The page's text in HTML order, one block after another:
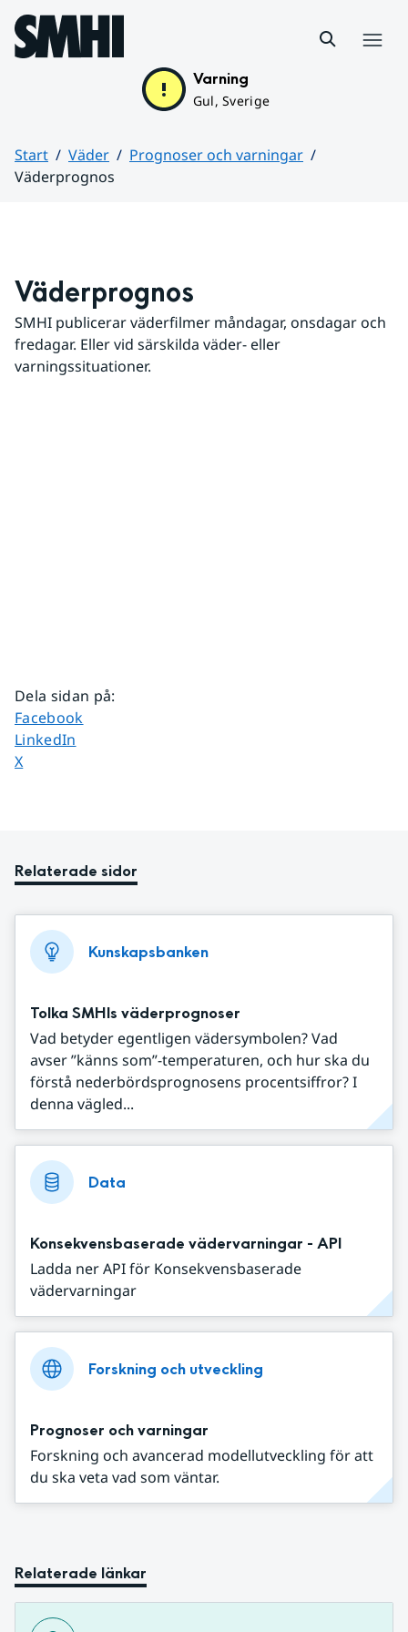
Hoppa till sidans innehåll
Varning
Gul, Sverige
Start Väder
Prognoser och varningar
Väderprognos
Väderprognos
SMHI publicerar väderfilmer måndagar, onsdagar och
fredagar. Eller vid särskilda väder- eller
varningssituationer.
Dela sidan på:
Dela sidan på
Facebook
Dela sidan på
LinkedIn
Dela sidan på
X
Relaterade sidor
Kunskapsbanken
Tolka SMHIs väderprognoser
Vad betyder egentligen vädersymbolen? Vad
avser ”känns som”-temperaturen, och hur ska du
förstå nederbördsprognosens procentsiffror? I
denna vägled...
Data
Konsekvensbaserade vädervarningar - API
Ladda ner API för Konsekvensbaserade
vädervarningar
Forskning och utveckling
Prognoser och varningar
Forskning och avancerad modellutveckling för att
du ska veta vad som väntar.
Relaterade länkar